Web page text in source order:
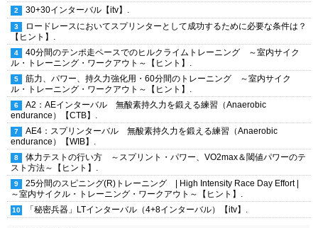
30+30インターバル【itv】.
ロードレースにおいてスプリンターとして成功するために必要な条件は？
【ヒント】.
40分間のテンポ走ペースでのヒルクライムトレーニング ～室内サイク
ル・トレーニング・ワークアウト～【ヒント】.
筋力、パワー、持久力強化用・60分間のトレーニング ～室内サイク
ル・トレーニング・ワークアウト～【ヒント】.
A2：AEインターバル 無酸素持久力を鍛える練習（Anaerobic
endurance）【CTB】.
AE4：スプリンターバル 無酸素持久力を鍛える練習（Anaerobic
endurance）【WIB】.
体力テストの行い方 ～スプリント・パワー、VO2max＆閾値パワーのテ
スト方法～【ヒント】.
25分間のスピニング(R)トレーニング | High Intensity Race Day Effort |
～室内サイクル・トレーニング・ワークアウト～【ヒント】.
「秘密兵器」LTインターバル（4+8インターバル）【itv】.